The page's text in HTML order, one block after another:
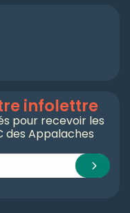
infolettre
pour recevoir les
des Appalaches